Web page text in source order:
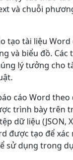
và chuỗi
tạo tài liệu
và biểu đồ.
lý tưởng cho
cáo Word
trình bày trên
dữ liệu (JSON,
được tạo để
sử dụng trong